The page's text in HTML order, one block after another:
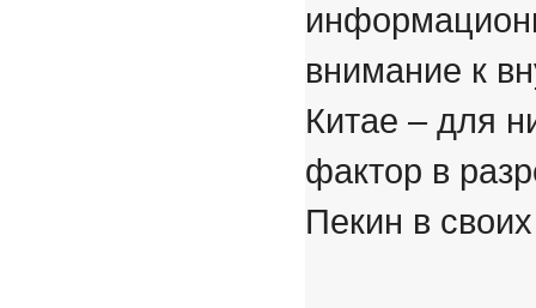
внимание к
Китае – для
фактор в
Пекин в